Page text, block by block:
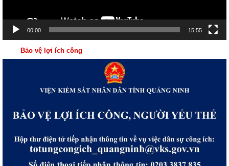
00:00 15:55
Bảo vệ lợi ích công